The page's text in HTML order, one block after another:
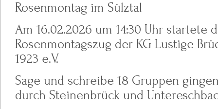
Rosenmontag im Sülztal
Am 16.02.2026 um 14:30 Uhr startete
Rosenmontagszug der KG Lustige
1923 e.V.
Sage und schreibe 18 Gruppen
durch Steinenbrück und